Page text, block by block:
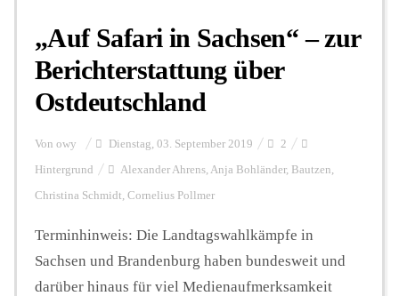
„Auf Safari in Sachsen“ – zur
Berichterstattung über
Ostdeutschland
Von owy Dienstag, 03. September 2019 2
Hintergrund Alexander Ahrens, Anja Bohländer, Bautzen,
Christina Schmidt, Cornelius Pollmer
Terminhinweis: Die Landtagswahlkämpfe in
Sachsen und Brandenburg haben bundesweit und
darüber hinaus für viel Medienaufmerksamkeit